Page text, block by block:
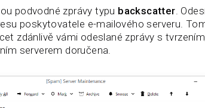
podvodné zprávy typu backscatter.
poskytovatele e-mailového serveru.
zdánlivě vámi odeslané zprávy s
serverem doručena.